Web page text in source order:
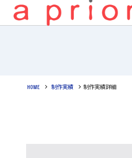
HOME 制作実績 制作実績詳細